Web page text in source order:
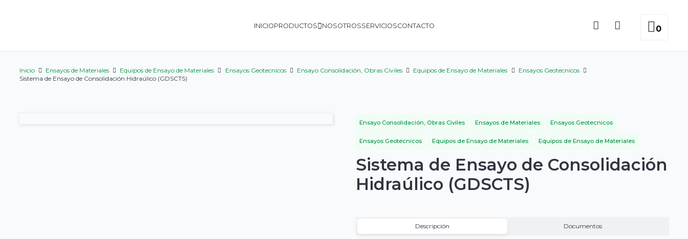
INICIOPRODUCTOS NOSOTROSSERVICIOSCONTACTO 0
Inicio Ensayos de Materiales Equipos de Ensayo de Materiales Ensayos Geotecnicos Ensayo Consolidación, Obras Civiles Equipos de Ensayo de Materiales
Ensayos Geotecnicos
Sistema de Ensayo de Consolidación Hidraúlico (GDSCTS)
Ensayo Consolidación, Obras Civiles Ensayos de Materiales Ensayos Geotecnicos
Ensayos Geotecnicos Equipos de Ensayo de Materiales Equipos de Ensayo de Materiales
Sistema de Ensayo de Consolidación
Hidraúlico (GDSCTS)
Descripción Documentos